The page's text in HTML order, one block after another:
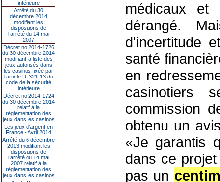
intérieure
Arrêté du 30
décembre 2014
modifiant les
dispositions de
l’arrêté du 14 mai
2007
Décret no 2014-1726
du 30 décembre 2014
modifiant la liste des
jeux autorisés dans
les casinos fixée par
l’article D. 321-13 du
code de la sécurité
intérieure
Décret no 2014-1724
du 30 décembre 2014
relatif à la
réglementation des
jeux dans les casinos
Les jeux d’argent en
France - Avril 2014
Arrêté du 6 décembre
2013 modifiant les
dispositions de
l’arrêté du 14 mai
2007 relatif à la
réglementation des
jeux dans les casinos
médicaux et
dérangé.
d'incertitude
santé
en
casinotiers
commission
obtenu un
«Je garantis
dans ce
pas un